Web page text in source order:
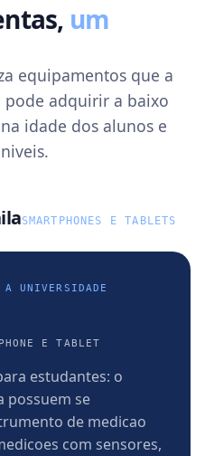
um
equipamentos que a
pode adquirir a baixo
idade dos alunos e
SMARTPHONES E TABLETS
UNIVERSIDADE
E TABLET
estudantes: o
possuem se
de medicao
com sensores,